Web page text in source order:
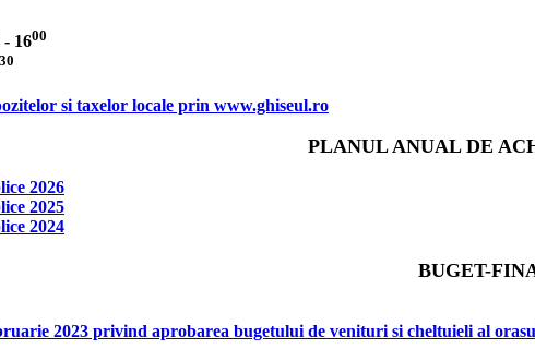
- 1600
30
si taxelor locale prin www.ghiseul.ro
PLANUL ANUAL DE
2026
2025
2024
BUGET-
2023 privind aprobarea bugetului de venituri si cheltuieli al